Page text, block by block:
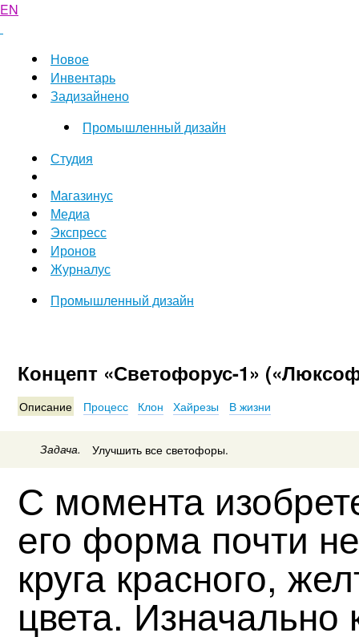
EN
Новое
Инвентарь
Задизайнено
Промышленный дизайн
Студия
Магазинус
Медиа
Экспресс
Иронов
Журналус
Промышленный дизайн
Концепт «Светофорус-1»
Описание Процесс Клон Хайрезы В жизни
Задача. Улучшить все светофоры.
С момента
его форма почти
круга красного,
цвета.